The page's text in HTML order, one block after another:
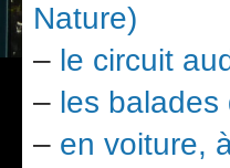
Nature)
– le circuit
– les balades
– en voiture,